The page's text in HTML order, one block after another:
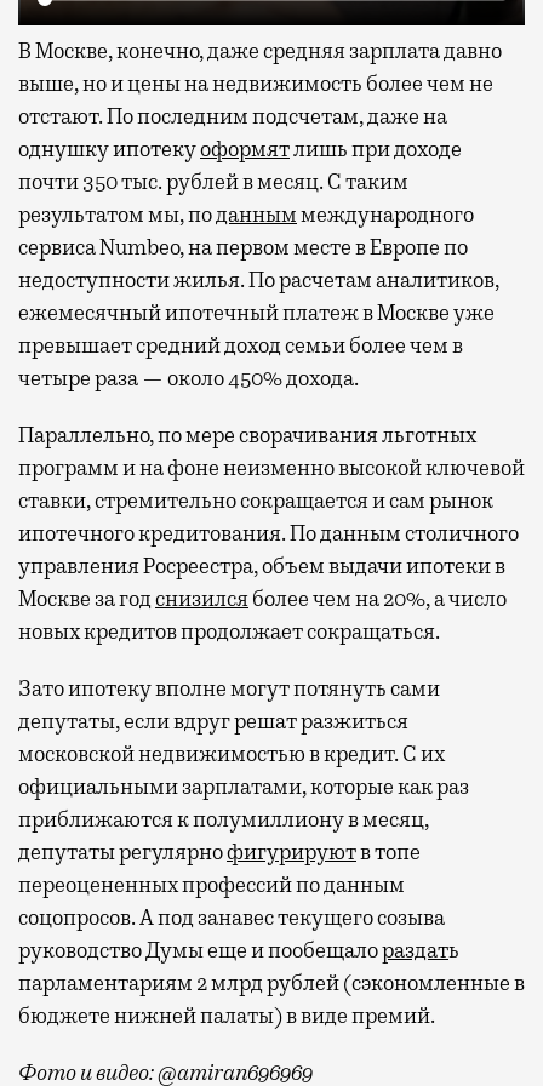
В Москве, конечно, даже средняя зарплата давно
выше, но и цены на недвижимость более чем не
отстают. По последним подсчетам, даже на
однушку ипотекуоформятлишь при доходе
почти 350 тыс. рублей в месяц. С таким
результатом мы, поданныммеждународного
сервиса Numbeo, на первом месте в Европе по
недоступности жилья. По расчетам аналитиков,
ежемесячный ипотечный платеж в Москве уже
превышает средний доход семьи более чем в
четыре раза — около 450% дохода.
Параллельно, по мере сворачивания льготных
программ и на фоне неизменно высокой ключевой
ставки, стремительно сокращается и сам рынок
ипотечного кредитования. По данным столичного
управления Росреестра, объем выдачи ипотеки в
Москве за годснизилсяболее чем на 20%, а число
новых кредитов продолжает сокращаться.
Зато ипотеку вполне могут потянуть сами
депутаты, если вдруг решат разжиться
московской недвижимостью в кредит. С их
официальными зарплатами, которые как раз
приближаются к полумиллиону в месяц,
депутаты регулярнофигурируютв топе
переоцененных профессий по данным
соцопросов. А под занавес текущего созыва
руководство Думы еще и пообещалораздать
парламентариям 2 млрд рублей (сэкономленные в
бюджете нижней палаты) в виде премий.
Фото и видео: @amiran696969